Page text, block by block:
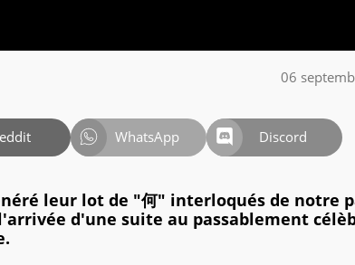
06
WhatsApp Discord
leur lot de "何" interloqués de notre
d'une suite au passablement